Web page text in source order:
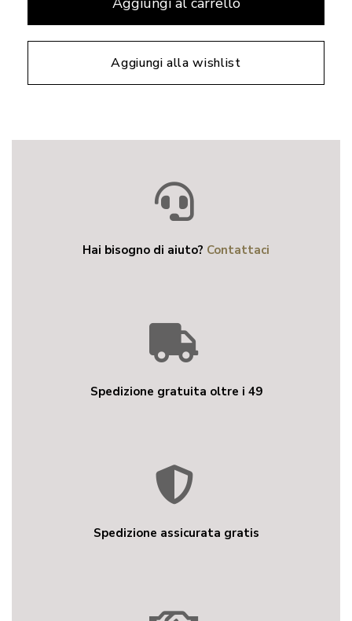
Aggiungi alla wishlist
Hai bisogno di aiuto? Contattaci
Spedizione gratuita oltre i 49
Spedizione assicurata gratis